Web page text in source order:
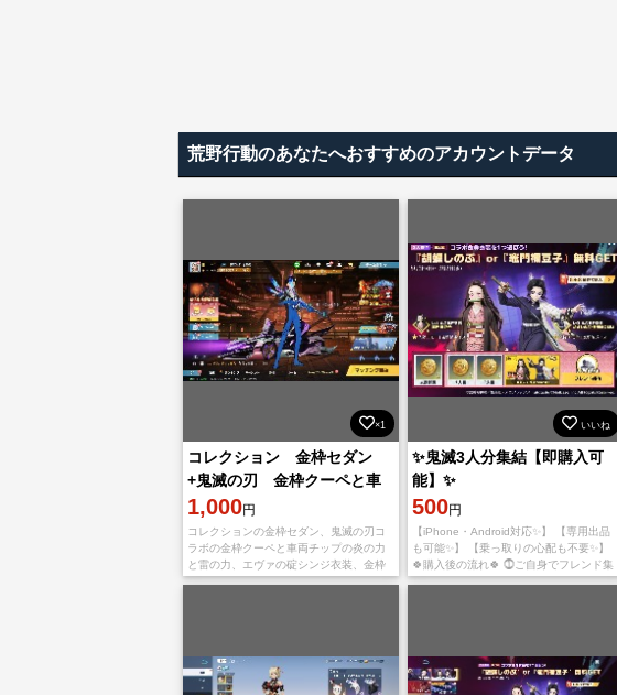
荒野行動のあなたへおすすめのアカウントデータ
×1
コレクション 金枠セダン
+鬼滅の刃 金枠クーペと車
両チップの炎の力、雷の力
1,000円
コレクションの金枠セダン、鬼滅の刃コ
ラボの金枠クーペと車両チップの炎の力
と雷の力、エヴァの碇シンジ衣装、金枠
のトンプソン、銃の金チケットを所持し
いいね
✨鬼滅3人分集結【即購入可
能】✨
500円
【iPhone・Android対応✨】 【専用出品
も可能✨】 【乗っ取りの心配も不要✨】
🍀購入後の流れ🍀 ⓵ご自身でフレンド集
結用URLかQRコードを作成し、取引画面